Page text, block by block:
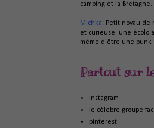
camping et la Bretagne.
Michka: Petit noyau de
et curieuse. une écolo
même d’être une punk
Partout sur
instagram
le célebre groupe
pinterest